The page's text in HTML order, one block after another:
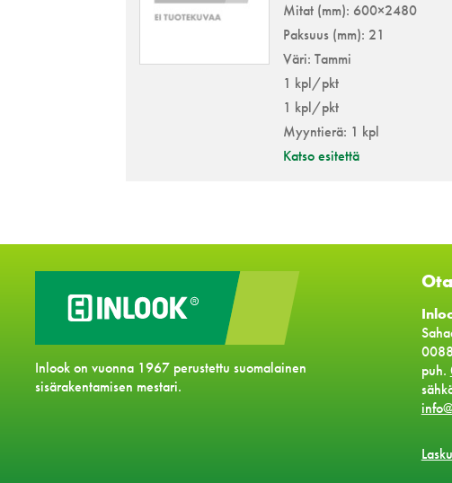
Mitat (mm): 600×2480
Paksuus (mm): 21
Väri: Tammi
1 kpl/pkt
1 kpl/pkt
Myyntierä: 1 kpl
Katso esitettä
Inlook on vuonna 1967 perustettu suomalainen
sisärakentamisen mestari.
puh.